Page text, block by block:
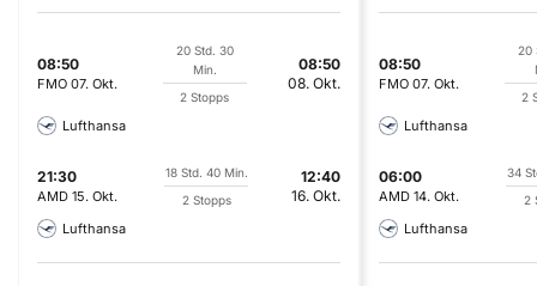
08:50
FMO 07. Okt.
20 Std. 30
Min.
2 Stopps
08:50
08. Okt.
Lufthansa
21:30
AMD 15. Okt.
18 Std. 40 Min.
2 Stopps
12:40
16. Okt.
Lufthansa
08:50
FMO 07. Okt.
20
2
Lufthansa
06:00
AMD 14. Okt.
34
2
Lufthansa